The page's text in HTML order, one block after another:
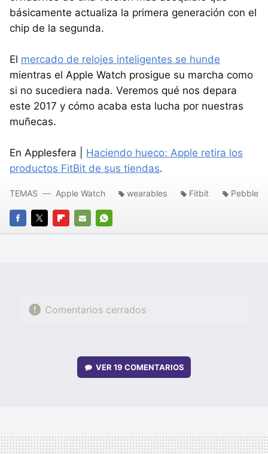
básicamente actualiza la primera generación con el
chip de la segunda.
El mercado de relojes inteligentes se hunde
mientras el Apple Watch prosigue su marcha como
si no sucediera nada. Veremos qué nos depara
este 2017 y cómo acaba esta lucha por nuestras
muñecas.
En Applesfera | Haciendo hueco: Apple retira los
productos FitBit de sus tiendas.
FACEBOOK
TWITTERFLIPBOARD
E-
WHATSAPP
TEMAS Apple Watch wearables Fitbit Pebble
Comentarios cerrados
VER 19 COMENTARIOS